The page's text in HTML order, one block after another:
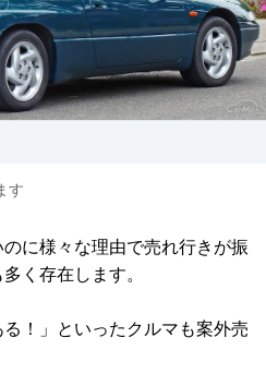
す
に様々な理由で売れ行きが振
く存在します。
る！」といったクルマも案外売